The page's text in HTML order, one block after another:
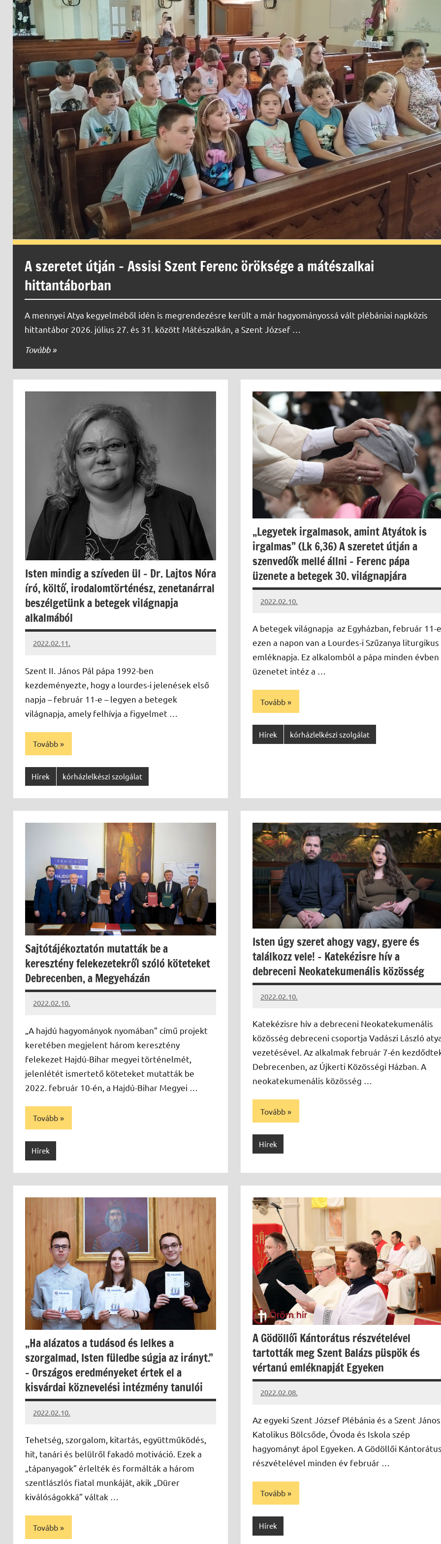
A szeretet útján – Assisi Szent Ferenc öröksége a mátészalkai
hittantáborban
A mennyei Atya kegyelméből idén is megrendezésre került a már hagyományossá vált plébániai napközis
hittantábor 2026. július 27. és 31. között Mátészalkán, a Szent József …
Tovább
Isten mindig a szíveden ül – Dr. Lajtos Nóra
író, költő, irodalomtörténész, zenetanárral
beszélgetünk a betegek világnapja
alkalmából
2022.02.11.
kovacs.agi
Szent II. János Pál pápa 1992-ben
kezdeményezte, hogy a lourdes-i jelenések első
napja – február 11-e – legyen a betegek
világnapja, amely felhívja a figyelmet …
Tovább
Hírek kórházlelkészi szolgálat
„Legyetek irgalmasok, amint Atyátok is
irgalmas” (Lk 6,36) A szeretet útján a
szenvedők mellé állni – Ferenc pápa
üzenete a betegek 30. világnapjára
2022.02.10.
kovacs.agi
A betegek világnapja az Egyházban, február 11-
ezen a napon van a Lourdes-i Szűzanya liturgikus
emléknapja. Ez alkalomból a pápa minden évben
üzenetet intéz a …
Tovább
Hírek kórházlelkészi szolgálat
Sajtótájékoztatón mutatták be a
keresztény felekezetekről szóló köteteket
Debrecenben, a Megyeházán
2022.02.10.
kovacs.agi
„A hajdú hagyományok nyomában” című projekt
keretében megjelent három keresztény
felekezet Hajdú-Bihar megyei történelmét,
jelenlétét ismertető köteteket mutatták be
2022. február 10-én, a Hajdú-Bihar Megyei …
Tovább
Hírek
Isten úgy szeret ahogy vagy, gyere és
találkozz vele! – Katekézisre hív a
debreceni Neokatekumenális közösség
2022.02.10.
kovacs.agi
Katekézisre hív a debreceni Neokatekumenális
közösség debreceni csoportja Vadászi László
vezetésével. Az alkalmak február 7-én
Debrecenben, az Újkerti Közösségi Házban. A
neokatekumenális közösség …
Tovább
Hírek
„Ha alázatos a tudásod és lelkes a
szorgalmad, Isten füledbe súgja az irányt.”
– Országos eredményeket értek el a
kisvárdai köznevelési intézmény tanulói
2022.02.10.
kovacs.agi
Tehetség, szorgalom, kitartás, együttműködés,
hit, tanári és belülről fakadó motiváció. Ezek a
„tápanyagok” érlelték és formálták a három
szentlászlós fiatal munkáját, akik „Dürer
kiválóságokká” váltak …
Tovább
A Gödöllői Kántorátus részvételével
tartották meg Szent Balázs püspök és
vértanú emléknapját Egyeken
2022.02.08.
kovacs.agi
Az egyeki Szent József Plébánia és a Szent János
Katolikus Bölcsőde, Óvoda és Iskola szép
hagyományt ápol Egyeken. A Gödöllői
részvételével minden év február …
Tovább
Hírek